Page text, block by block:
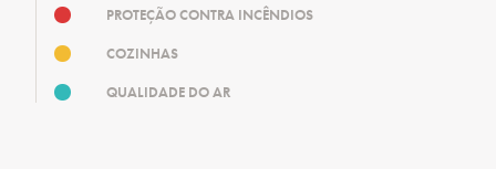
PROTEÇÃO CONTRA INCÊNDIOS
COZINHAS
QUALIDADE DO AR